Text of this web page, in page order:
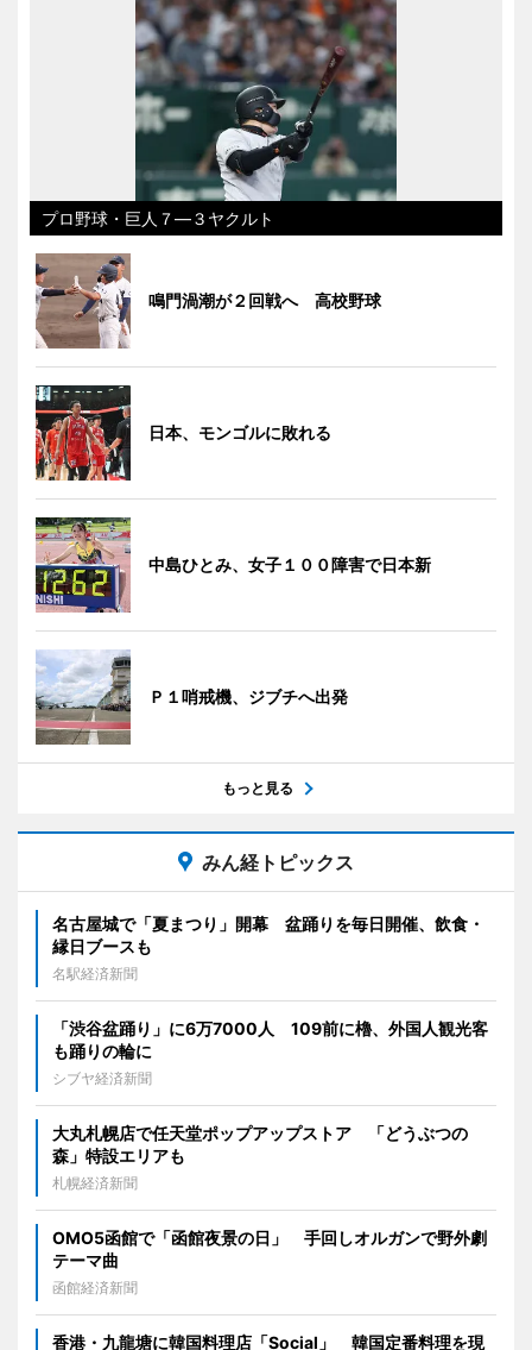
プロ野球・巨人７―３ヤクルト
鳴門渦潮が２回戦へ 高校野球
日本、モンゴルに敗れる
中島ひとみ、女子１００障害で日本新
Ｐ１哨戒機、ジブチへ出発
もっと見る
みん経トピックス
名古屋城で「夏まつり」開幕 盆踊りを毎日開催、飲食・
縁日ブースも
名駅経済新聞
「渋谷盆踊り」に6万7000人 109前に櫓、外国人観光客
も踊りの輪に
シブヤ経済新聞
大丸札幌店で任天堂ポップアップストア 「どうぶつの
森」特設エリアも
札幌経済新聞
OMO5函館で「函館夜景の日」 手回しオルガンで野外劇
テーマ曲
函館経済新聞
香港・九龍塘に韓国料理店「Social」 韓国定番料理を現